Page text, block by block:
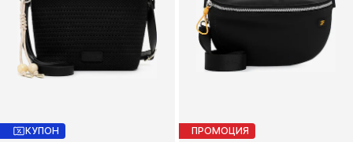
КУПОН ПРОМОЦИЯ